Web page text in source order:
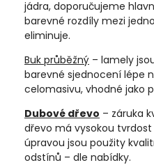
jádra, doporučujeme
barevné rozdíly mezi
eliminuje.
Buk průběžný – lamely
barevné sjednocení lépe
celomasivu, vhodné jako
Dubové dřevo – záruka
dřevo má vysokou
úpravou jsou použity
odstínů – dle nabídky.